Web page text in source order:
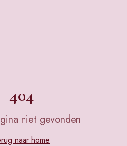
404
niet gevonden
naar home